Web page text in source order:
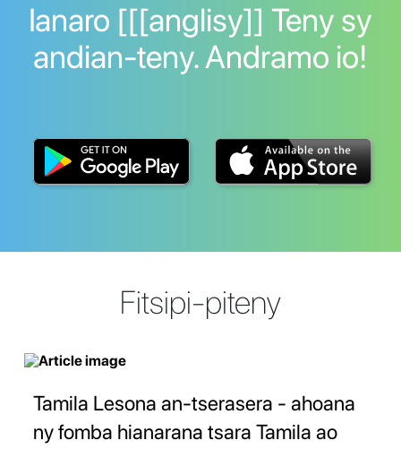
Ianaro [[[anglisy]] Teny sy
andian-teny. Andramo io!
Fitsipi-piteny
Tamila Lesona an-tserasera - ahoana
ny fomba hianarana tsara Tamila ao